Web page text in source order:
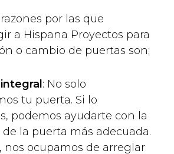
por las que
a Hispana Proyectos para
o cambio de puertas son;
: No solo
tu puerta. Si lo
podemos ayudarte con la
la puerta más adecuada.
nos ocupamos de arreglar